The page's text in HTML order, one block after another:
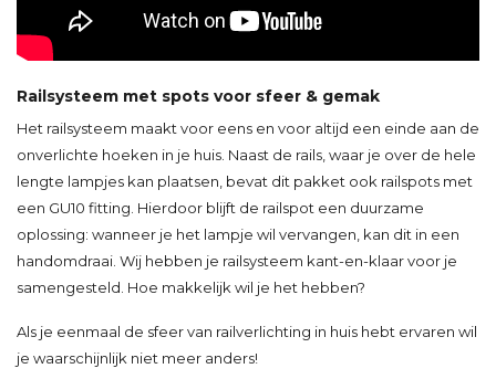
Railsysteem met spots voor sfeer & gemak
Het railsysteem maakt voor eens en voor altijd een einde aan de
onverlichte hoeken in je huis. Naast de rails, waar je over de hele
lengte lampjes kan plaatsen, bevat dit pakket ook railspots met
een GU10 fitting. Hierdoor blijft de railspot een duurzame
oplossing: wanneer je het lampje wil vervangen, kan dit in een
handomdraai. Wij hebben je railsysteem kant-en-klaar voor je
samengesteld. Hoe makkelijk wil je het hebben?
Als je eenmaal de sfeer van railverlichting in huis hebt ervaren wil
je waarschijnlijk niet meer anders!